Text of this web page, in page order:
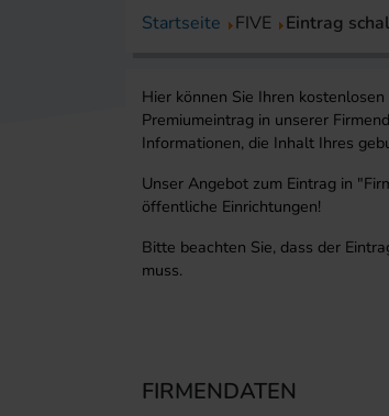
Startseite FIVE Eintrag
Hier können Sie Ihren
Premiumeintrag in unserer
Informationen, die Inhalt Ihres
Unser Angebot zum Eintrag in
öffentliche Einrichtungen!
Bitte beachten Sie, dass der
muss.
FIRMENDATEN